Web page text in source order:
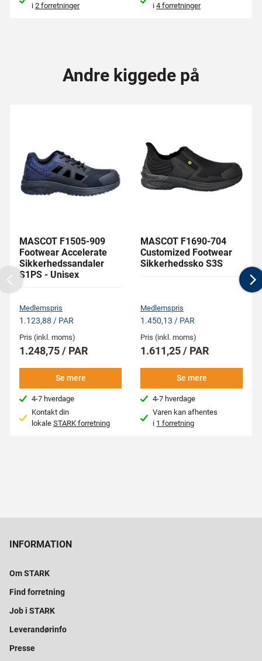
i2 forretninger
i4 forretninger
Andre kiggede på
MASCOT F1505-909
Footwear Accelerate
Sikkerhedssandaler
S1PS - Unisex
Medlemspris
1.123,88 / PAR
Pris (inkl. moms)
1.248,75 / PAR
Se mere
4-7 hverdage
Kontakt din
lokale STARK forretning
MASCOT F1690-704
Customized Footwear
Sikkerhedssko S3S
Medlemspris
1.450,13 / PAR
Pris (inkl. moms)
1.611,25 / PAR
Se mere
4-7 hverdage
Varen kan afhentes
i 1 forretning
Previous
INFORMATION
Om STARK
Find forretning
Job i STARK
Leverandørinfo
Presse